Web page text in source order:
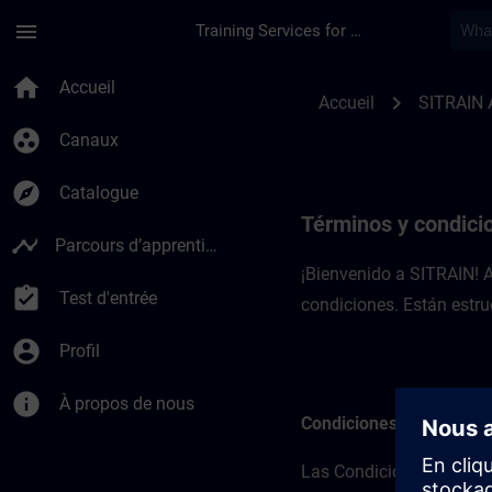
menu Training Services for Digital Industries
home Accueil
group_work Canaux
explore Catalogue
timeline Parcours d’apprentissage
assignment_turned_in Test d'entrée
account_circle Profil
info À propos de nous
Accueil chevron_right SITRAIN
Términos y
¡Bienvenido a
condiciones. Están
Condiciones básicas
Las Condiciones